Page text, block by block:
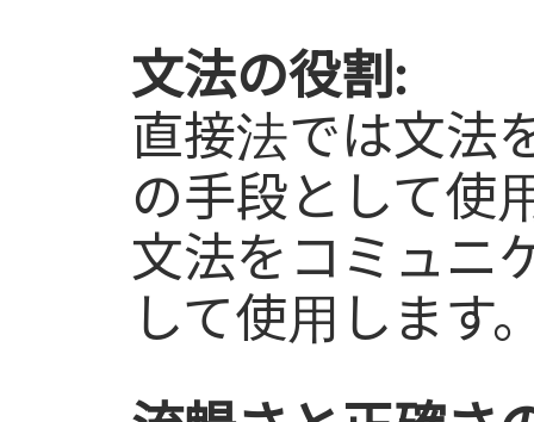
文法の役割:
直接法では文法
の手段として使
文法をコミュニ
して使用します